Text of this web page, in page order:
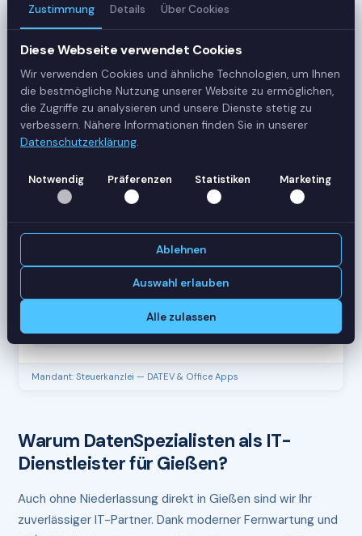
3
42
Sessions
SERVER-AUSLASTUNG
RDS-SRV01
18 Sessions
RAM
78%
RDS-SRV02
14 Sessions
RAM
61%
Mandant: Steuerkanzlei — DATEV & Office Apps
Warum DatenSpezialisten als IT-
Dienstleister für Gießen?
Auch ohne Niederlassung direkt in Gießen sind wir Ihr
zuverlässiger IT-Partner. Dank moderner Fernwartung und
Zustimmung Details Über Cookies
Diese Webseite verwendet Cookies
Wir verwenden Cookies und ähnliche Technologien, um Ihnen
die bestmögliche Nutzung unserer Website zu ermöglichen,
die Zugriffe zu analysieren und unsere Dienste stetig zu
verbessern. Nähere Informationen finden Sie in unserer
Datenschutzerklärung.
Notwendig Präferenzen Statistiken Marketing
Ablehnen
Auswahl erlauben
Alle zulassen